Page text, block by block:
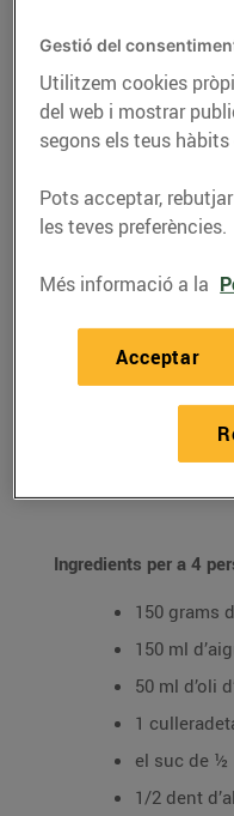
RECEPTES
Hummus
escalivat
Ingredients per a 4
150 grams
150 ml
50 ml d’oli
1
el suc de ½
1/2 dent
Gestió del
Utilitzem cookies
del web i mostrar
segons els teus
Pots acceptar,
les teves preferències.
Més informació a la
Acceptar